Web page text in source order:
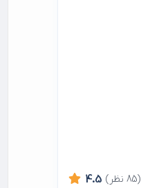
4.5 (85 نظر)